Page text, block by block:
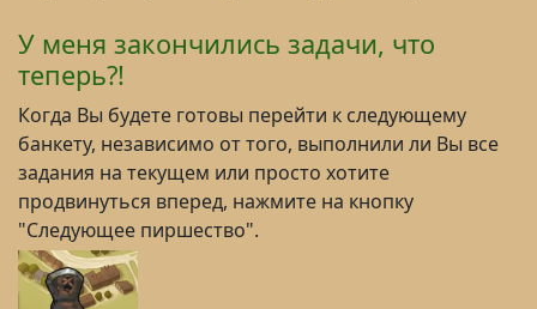
У меня закончились задачи, что
теперь?!
Когда Вы будете готовы перейти к следующему
банкету, независимо от того, выполнили ли Вы все
задания на текущем или просто хотите
продвинуться вперед, нажмите на кнопку
"Следующее пиршество".